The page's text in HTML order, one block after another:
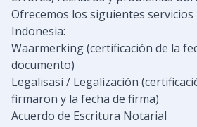
Ofrecemos los siguientes
Indonesia:
Waarmerking (certificación de la
documento)
Legalisasi / Legalización
firmaron y la fecha de firma)
Acuerdo de Escritura Notarial